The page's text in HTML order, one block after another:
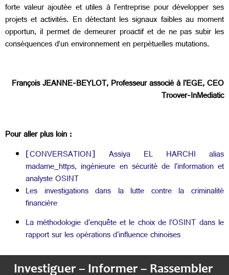
forte valeur ajoutée et utiles à l’entreprise pour développer ses
projets et activités. En détectant les signaux faibles au moment
opportun, il permet de demeurer proactif et de ne pas subir les
conséquences d’un environnement en perpétuelles mutations.
François JEANNE-BEYLOT, Professeur associé à l'EGE, CEO
Troover-InMediatic
Pour aller plus loin :
[CONVERSATION] Assiya EL HARCHI alias
madame_https, ingénieure en sécurité de l'information et
analyste OSINT
Les investigations dans la lutte contre la criminalité
financière
La méthodologie d'enquête et le choix de l'OSINT dans le
rapport sur les opérations d'influence chinoises
Investiguer – Informer – Rassembler